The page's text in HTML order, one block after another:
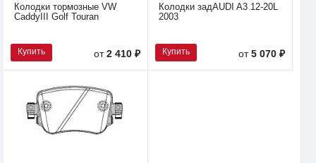
Колодки тормозные VW
CaddyIII Golf Touran
Купить от2 410 ₽
Колодки задAUDI A3 12-20L
2003
Купить от5 070 ₽